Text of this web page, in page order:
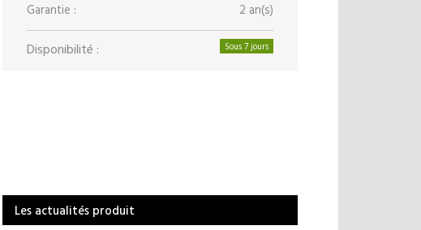
Garantie : 2 an(s)
Disponibilité : Sous 7 jours
Les actualités produit